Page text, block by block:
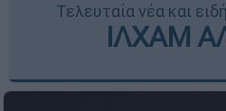
Τελευταία νέα και
ΙΛΧΑΜ